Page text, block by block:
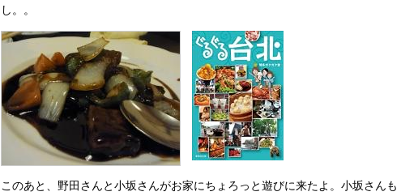
し。。
このあと、野田さんと小坂さんがお家にちょろっと遊びに来たよ。小坂さんも